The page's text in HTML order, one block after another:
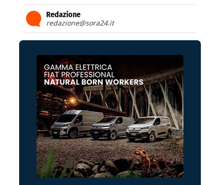
Redazione
redazione@sora24.it